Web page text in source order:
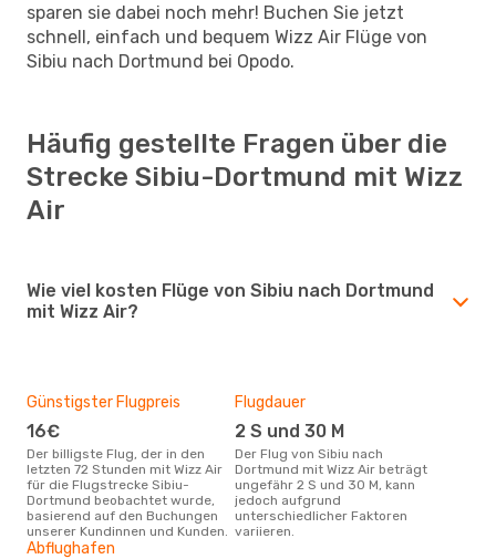
sparen sie dabei noch mehr! Buchen Sie jetzt
schnell, einfach und bequem Wizz Air Flüge von
Sibiu nach Dortmund bei Opodo.
Häufig gestellte Fragen über die
Strecke Sibiu-Dortmund mit Wizz
Air
Wie viel kosten Flüge von Sibiu nach Dortmund
mit Wizz Air?
Günstigster Flugpreis
16€
Der billigste Flug, der in den
letzten 72 Stunden mit Wizz Air
für die Flugstrecke Sibiu-
Dortmund beobachtet wurde,
basierend auf den Buchungen
unserer Kundinnen und Kunden.
Flugdauer
2 S und 30 M
Der Flug von Sibiu nach
Dortmund mit Wizz Air beträgt
ungefähr 2 S und 30 M, kann
jedoch aufgrund
unterschiedlicher Faktoren
variieren.
Abflughafen